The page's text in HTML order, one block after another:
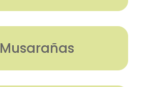
Musarañas